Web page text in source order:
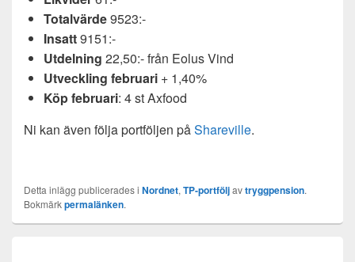
Totalvärde9523:-
Insatt9151:-
Utdelning 22,50:- från Eolus Vind
Utveckling februari + 1,40%
Köpfebruari: 4 st Axfood
Ni kan även följa portföljen påShareville.
Detta inlägg publicerades i Nordnet, TP-portföljavtryggpension.
Bokmärkpermalänken.